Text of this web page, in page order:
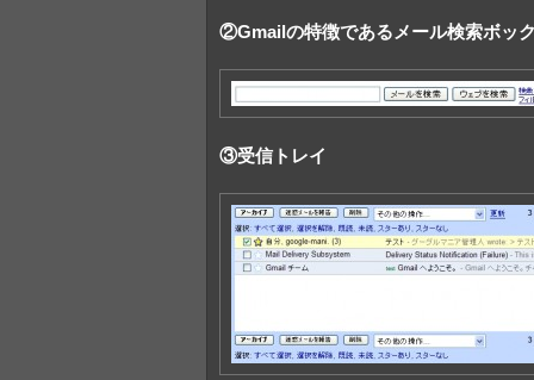
②Gmailの特徴であるメール検索ボッ
③受信トレイ